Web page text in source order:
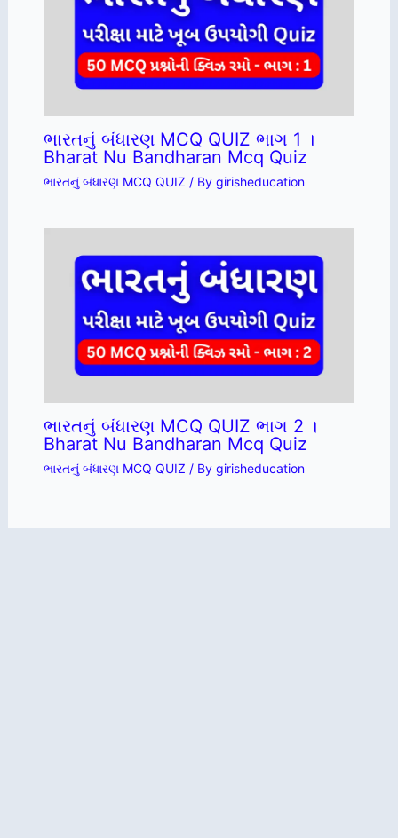
ભારતનું બંધારણ MCQ QUIZ ભાગ 1 ।
Bharat Nu Bandharan Mcq Quiz
ભારતનું બંધારણ MCQ QUIZ / By girisheducation
ભારતનું બંધારણ MCQ QUIZ ભાગ 2 ।
Bharat Nu Bandharan Mcq Quiz
ભારતનું બંધારણ MCQ QUIZ / By girisheducation